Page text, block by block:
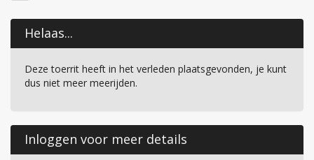
Helaas...
Deze toerrit heeft in het verleden plaatsgevonden, je kunt
dus niet meer meerijden.
Inloggen voor meer details
Lid worden
Over Motormaatje